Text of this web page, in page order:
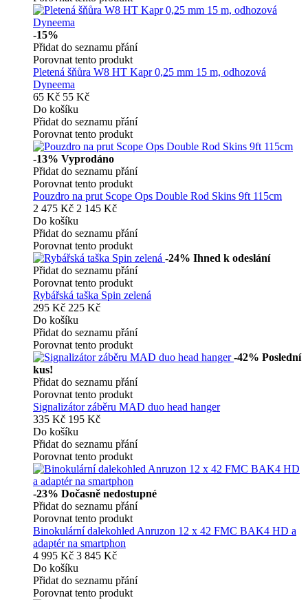
-15%
Přidat do seznamu přání
Porovnat tento produkt
Pletená šňůra W8 HT Kapr 0,25 mm 15 m, odhozová
Dyneema
65 Kč 55 Kč
Do košíku
Přidat do seznamu přání
Porovnat tento produkt
-13% Vyprodáno
Přidat do seznamu přání
Porovnat tento produkt
Pouzdro na prut Scope Ops Double Rod Skins 9ft 115cm
2 475 Kč 2 145 Kč
Do košíku
Přidat do seznamu přání
Porovnat tento produkt
-24% Ihned k odeslání
Přidat do seznamu přání
Porovnat tento produkt
Rybářská taška Spin zelená
295 Kč 225 Kč
Do košíku
Přidat do seznamu přání
Porovnat tento produkt
-42% Poslední
kus!
Přidat do seznamu přání
Porovnat tento produkt
Signalizátor záběru MAD duo head hanger
335 Kč 195 Kč
Do košíku
Přidat do seznamu přání
Porovnat tento produkt
-23% Dočasně nedostupné
Přidat do seznamu přání
Porovnat tento produkt
Binokulární dalekohled Anruzon 12 x 42 FMC BAK4 HD a
adaptér na smartphon
4 995 Kč 3 845 Kč
Do košíku
Přidat do seznamu přání
Porovnat tento produkt